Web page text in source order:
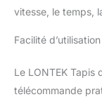
vitesse, le temps,
Facilité
Le LONTEK Tapis
télécommande